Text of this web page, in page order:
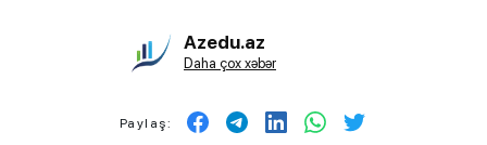
Azedu.az
Daha çox xəbər
Paylaş: